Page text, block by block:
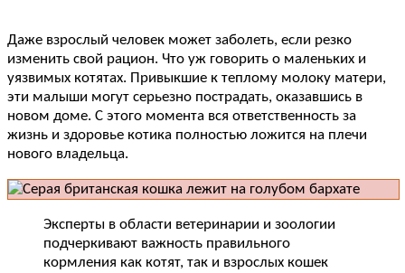
Даже взрослый человек может заболеть, если резко
изменить свой рацион. Что уж говорить о маленьких и
уязвимых котятах. Привыкшие к теплому молоку матери,
эти малыши могут серьезно пострадать, оказавшись в
новом доме. С этого момента вся ответственность за
жизнь и здоровье котика полностью ложится на плечи
нового владельца.
Эксперты в области ветеринарии и зоологии
подчеркивают важность правильного
кормления как котят, так и взрослых кошек